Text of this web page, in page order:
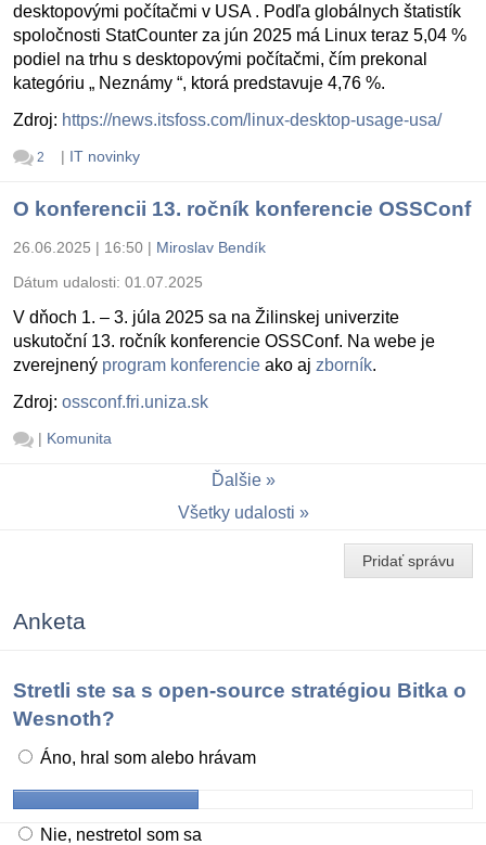
desktopovými počítačmi v USA . Podľa globálnych štatistík
spoločnosti StatCounter za jún 2025 má Linux teraz 5,04 %
podiel na trhu s desktopovými počítačmi, čím prekonal
kategóriu „ Neznámy “, ktorá predstavuje 4,76 %.
Zdroj: https://news.itsfoss.com/linux-desktop-usage-usa/
2 | IT novinky
O konferencii 13. ročník konferencie OSSConf
26.06.2025 | 16:50 | Miroslav Bendík
Dátum udalosti: 01.07.2025
V dňoch 1. – 3. júla 2025 sa na Žilinskej univerzite
uskutoční 13. ročník konferencie OSSConf. Na webe je
zverejnený program konferencie ako aj zborník.
Zdroj: ossconf.fri.uniza.sk
| Komunita
Ďalšie
Všetky udalosti
Pridať správu
Anketa
Stretli ste sa s open-source stratégiou Bitka o
Wesnoth?
Áno, hral som alebo hrávam
Nie, nestretol som sa